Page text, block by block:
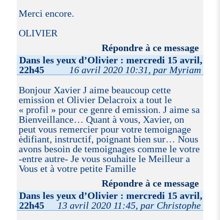
Merci encore.
OLIVIER
Répondre à ce message
Dans les yeux d’Olivier : mercredi 15 avril,
22h45
16 avril 2020 10:31, par Myriam
Bonjour Xavier J aime beaucoup cette
emission et Olivier Delacroix a tout le
« profil » pour ce genre d emission. J aime sa
Bienveillance… Quant à vous, Xavier, on
peut vous remercier pour votre temoignage
ėdifiant, instructif, poignant bien sur… Nous
avons besoin de temoignages comme le votre
-entre autre- Je vous souhaite le Meilleur a
Vous et à votre petite Famille
Répondre à ce message
Dans les yeux d’Olivier : mercredi 15 avril,
22h45
13 avril 2020 11:45, par Christophe